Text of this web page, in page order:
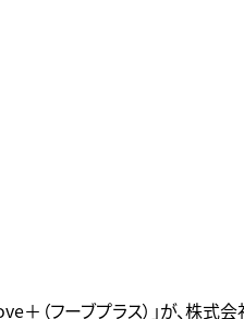
（フーブプラス）」が、株